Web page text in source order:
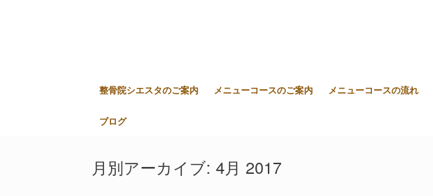
整骨院シエスタのご案内 メニューコースのご案内 メニューコースの流れ
ブログ
月別アーカイブ: 4月 2017